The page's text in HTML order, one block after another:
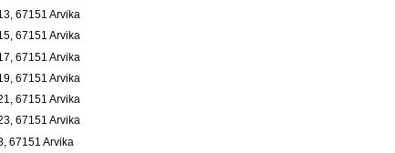
67151 Arvika
67151 Arvika
67151 Arvika
67151 Arvika
67151 Arvika
67151 Arvika
67151 Arvika